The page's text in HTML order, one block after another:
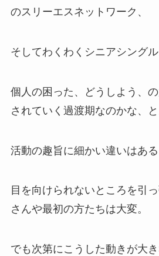
のスリーエスネットワーク、
そしてわくわくシニアシングル
個人の困った、どうしよう、
されていく過渡期なのかな、と
活動の趣旨に細かい違いはあ
目を向けられないところを引
さんや最初の方たちは大変。
でも次第にこうした動きが大